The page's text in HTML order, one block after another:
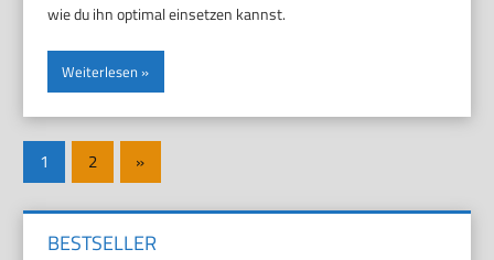
wie du ihn optimal einsetzen kannst.
Weiterlesen
Seitennummerierung
der
Beiträge
1 2
Nächste
Beiträge
»
BESTSELLER